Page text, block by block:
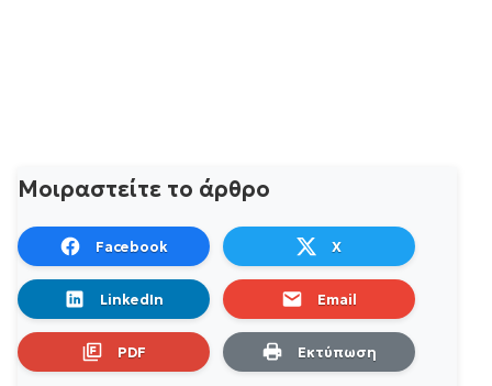
Μοιραστείτε το άρθρο
Facebook X
LinkedIn Email
PDF Εκτύπωση